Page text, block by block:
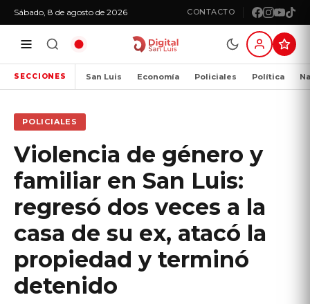
Sábado, 8 de agosto de 2026 CONTACTO
SECCIONES San Luis Economía Policiales Política
POLICIALES
Violencia de género y
familiar en San Luis:
regresó dos veces a la
casa de su ex, atacó la
propiedad y terminó
detenido